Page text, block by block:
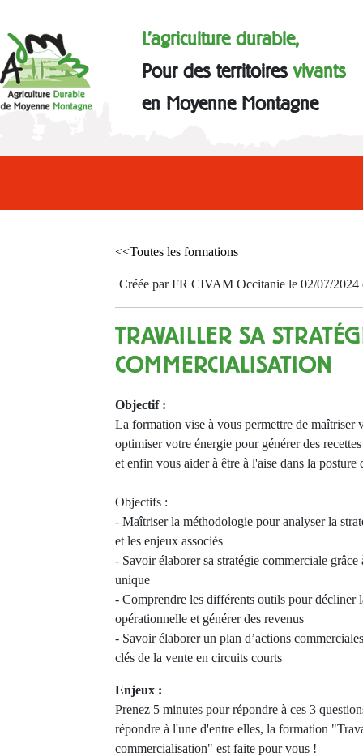
L'agriculture durable,
Pour des territoiresvivants
en Moyenne Montagne
<<Toutes les formations
Créée par FR CIVAM Occitanie le 02/07/2024
TRAVAILLER SA
COMMERCIALISATION
Objectif :
La formation vise à vous permettre de maîtriser
optimiser votre énergie pour générer des
et enfin vous aider à être à l'aise dans la posture
Objectifs :
- Maîtriser la méthodologie pour analyser la
et les enjeux associés
- Savoir élaborer sa stratégie commerciale
unique
- Comprendre les différents outils pour décliner
opérationnelle et générer des revenus
- Savoir élaborer un plan d’actions
clés de la vente en circuits courts
Enjeux :
Prenez 5 minutes pour répondre à ces 3
répondre à l'une d'entre elles, la formation
commercialisation" est faite pour vous !